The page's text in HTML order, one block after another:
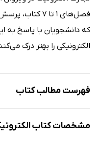
فصل‌های 1 تا 7
که دانشجویان با پاسخ به
الکترونیکی را بهتر درک
فهرست مطالب کتاب
فصل دوم: خرده فروشی
مشخصات کتاب